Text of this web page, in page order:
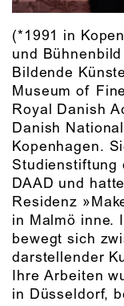
(*1991 in
und
Bildende
Museum of
Royal Danish
Danish
Kopenhagen.
Studienstiftung
DAAD und
Residenz
in Malmö inne.
bewegt sich
darstellender
Ihre Arbeiten
in Düsseldorf,